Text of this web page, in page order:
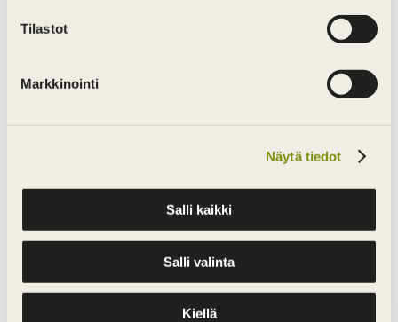
Tilastot
Markkinointi
Näytä tiedot
Salli kaikki
Salli valinta
Kiellä